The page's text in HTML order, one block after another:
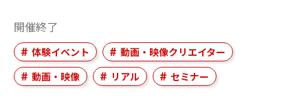
開催終了
体験イベント
動画・映像クリエイター
動画・映像
リアル セミナー